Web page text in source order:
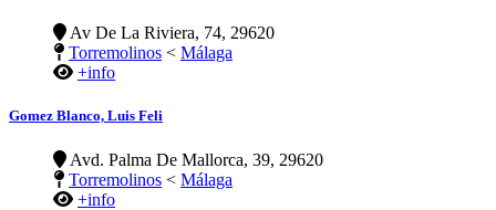
Av De La Riviera, 74, 29620
Torremolinos < Málaga
+info
Gomez Blanco, Luis Feli
Avd. Palma De Mallorca, 39, 29620
Torremolinos < Málaga
+info